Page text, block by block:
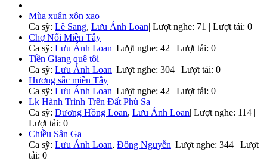
Mùa xuân xôn xao
Ca sỹ: Lê Sang, Lưu Ánh Loan| Lượt nghe: 71 | Lượt tải: 0
Chợ Nổi Miền Tây
Ca sỹ: Lưu Ánh Loan| Lượt nghe: 42 | Lượt tải: 0
Tiền Giang quê tôi
Ca sỹ: Lưu Ánh Loan| Lượt nghe: 304 | Lượt tải: 0
Hương sắc miền Tây
Ca sỹ: Lưu Ánh Loan| Lượt nghe: 42 | Lượt tải: 0
Lk Hành Trình Trên Đất Phù Sa
Ca sỹ: Dương Hồng Loan, Lưu Ánh Loan| Lượt nghe: 114 |
Lượt tải: 0
Chiều Sân Ga
Ca sỹ: Lưu Ánh Loan, Đông Nguyễn| Lượt nghe: 344 | Lượt
tải: 0